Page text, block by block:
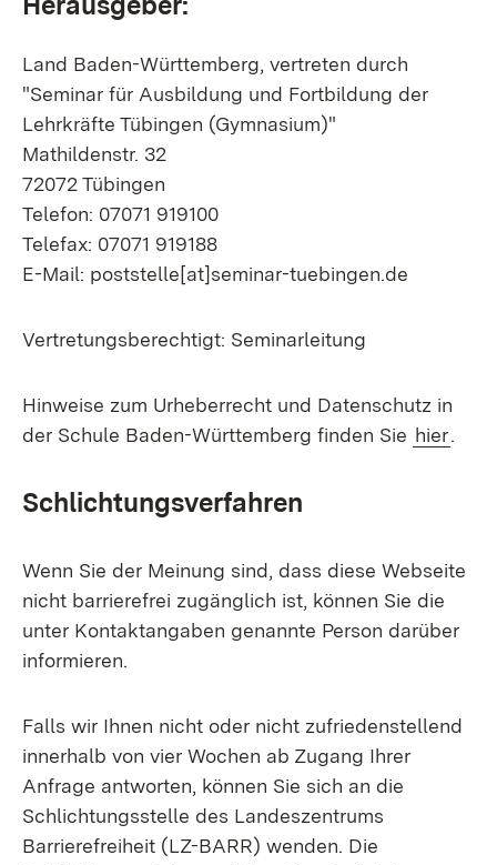
Land Baden-Württemberg, vertreten durch
"Seminar für Ausbildung und Fortbildung der
Lehrkräfte Tübingen (Gymnasium)"
Mathildenstr. 32
72072 Tübingen
Telefon: 07071 919100
Telefax: 07071 919188
E-Mail: poststelle[at]seminar-tuebingen.de
Vertretungsberechtigt: Seminarleitung
Hinweise zum Urheberrecht und Datenschutz in
der Schule Baden-Württemberg finden Sie hier.
Schlichtungsverfahren
Wenn Sie der Meinung sind, dass diese Webseite
nicht barrierefrei zugänglich ist, können Sie die
unter Kontaktangaben genannte Person darüber
informieren.
Falls wir Ihnen nicht oder nicht zufriedenstellend
innerhalb von vier Wochen ab Zugang Ihrer
Anfrage antworten, können Sie sich an die
Schlichtungsstelle des Landeszentrums
Barrierefreiheit (LZ-BARR) wenden. Die